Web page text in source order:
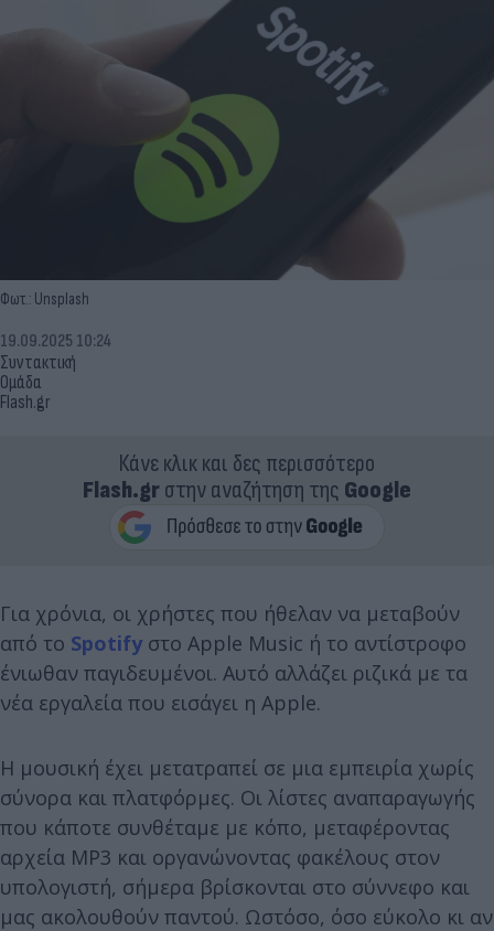
Φωτ.: Unsplash
Συντακτική
Ομάδα
Flash.gr
19.09.2025 10:24
Κάνε κλικ και δες περισσότερο
Flash.grστην αναζήτηση της Google
Για χρόνια, οι χρήστες που ήθελαν να μεταβούν
από το Spotify στο Apple Music ή το αντίστροφο
ένιωθαν παγιδευμένοι. Αυτό αλλάζει ριζικά με τα
νέα εργαλεία που εισάγει η Apple.
Η μουσική έχει μετατραπεί σε μια εμπειρία χωρίς
σύνορα και πλατφόρμες. Οι λίστες αναπαραγωγής
που κάποτε συνθέταμε με κόπο, μεταφέροντας
αρχεία MP3 και οργανώνοντας φακέλους στον
υπολογιστή, σήμερα βρίσκονται στο σύννεφο και
μας ακολουθούν παντού. Ωστόσο, όσο εύκολο κι αν